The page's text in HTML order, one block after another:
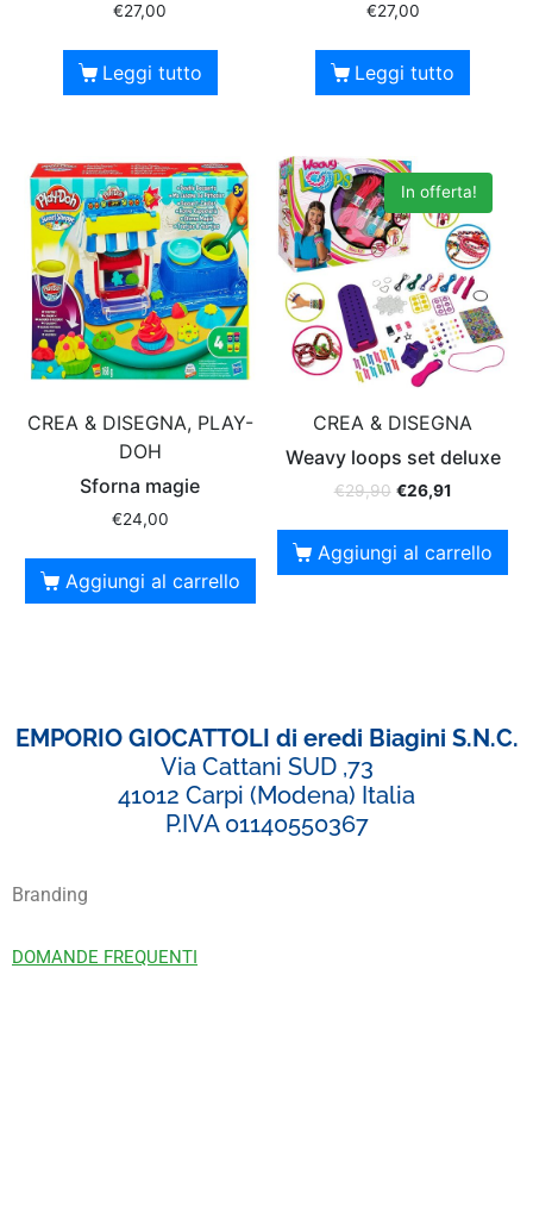
€27,00
Leggi tutto
€27,00
Leggi tutto
CREA & DISEGNA, PLAY-
DOH
Sforna magie
€24,00
Aggiungi al carrello
In offerta!
CREA & DISEGNA
Weavy loops set deluxe
€29,90 €26,91
Aggiungi al carrello
EMPORIO GIOCATTOLI di eredi Biagini S.N.C.
Via Cattani SUD ,73
41012 Carpi (Modena) Italia
P.IVA 01140550367
Branding
DOMANDE FREQUENTI